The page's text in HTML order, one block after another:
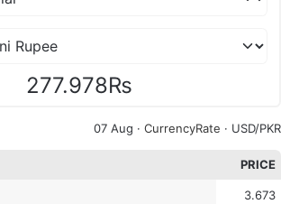
277.978₨
07 Aug · CurrencyRate · USD/PKR
PRICE
3.673